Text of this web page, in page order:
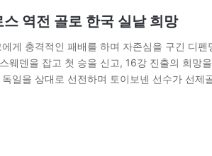
역전 골로 한국 실낱 희망
게 충격적인 패배를 하며 자존심을 구긴 디펜
웨덴을 잡고 첫 승을 신고, 16강 진출의 희망
일을 상대로 선전하며 토이보넨 선수가 선제